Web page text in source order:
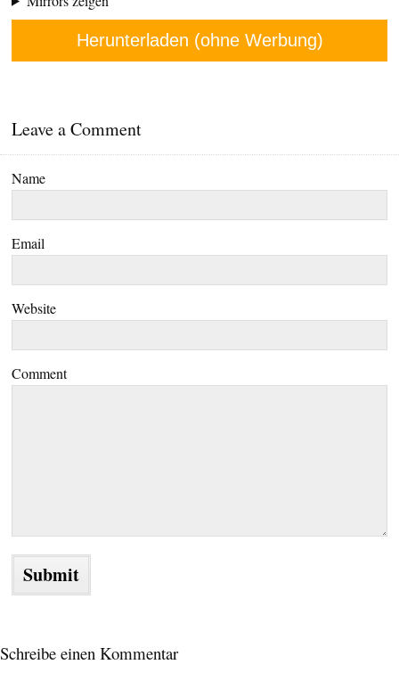
Herunterladen (ohne Werbung)
Leave a Comment
Name
Email
Website
Comment
Schreibe einen Kommentar